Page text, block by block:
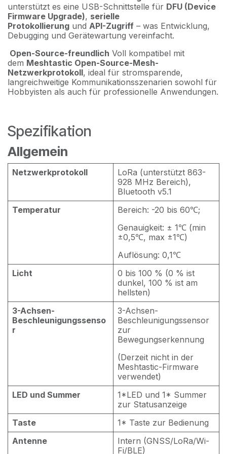
unterstützt es eine USB-Schnittstelle für DFU (Device
Firmware Upgrade), serielle
Protokollierung und API-Zugriff – was Entwicklung,
Debugging und Gerätewartung vereinfacht.
Open-Source-freundlich Voll kompatibel mit
dem Meshtastic Open-Source-Mesh-
Netzwerkprotokoll, ideal für stromsparende,
langreichweitige Kommunikationsszenarien sowohl für
Hobbyisten als auch für professionelle Anwendungen.
Spezifikation
Allgemein
Netzwerkprotokoll
LoRa (unterstützt 863-
928 MHz Bereich),
Bluetooth v5.1
Temperatur
Bereich: -20 bis 60℃;
Genauigkeit: ± 1℃ (min
±0,5℃, max ±1℃)
Auflösung: 0,1℃
Licht
0 bis 100 % (0 % ist
dunkel, 100 % ist am
hellsten)
3-Achsen-
Beschleunigungssenso
r
3-Achsen-
Beschleunigungssensor
zur
Bewegungserkennung
(Derzeit nicht in der
Meshtastic-Firmware
verwendet)
LED und Summer
1*LED und 1* Summer
zur Statusanzeige
Taste
1* Taste zur Bedienung
Antenne
Intern (GNSS/LoRa/Wi-
Fi/BLE)